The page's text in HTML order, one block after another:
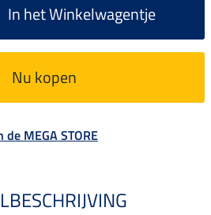
In het Winkelwagentje
Nu kopen
MEGA STORE